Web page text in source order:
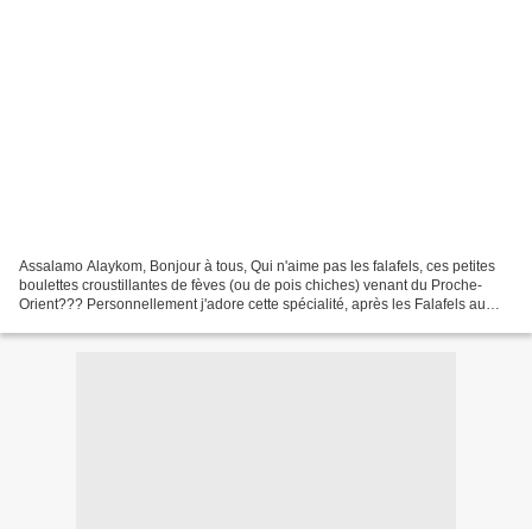
Assalamo Alaykom, Bonjour à tous, Qui n'aime pas les falafels, ces petites
boulettes croustillantes de fèves (ou de pois chiches) venant du Proche-
Orient??? Personnellement j'adore cette spécialité, après les Falafels au